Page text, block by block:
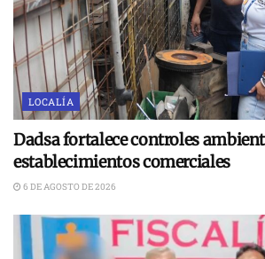
LOCALÍA
Dadsa fortalece controles
establecimientos comerciales
6 DE AGOSTO DE 2026